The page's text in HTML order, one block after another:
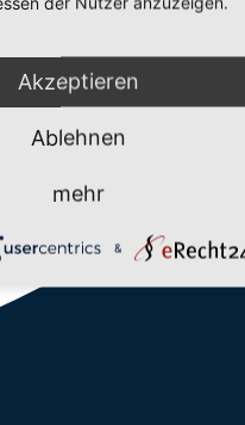
Akzeptieren
Ablehnen
mehr
&